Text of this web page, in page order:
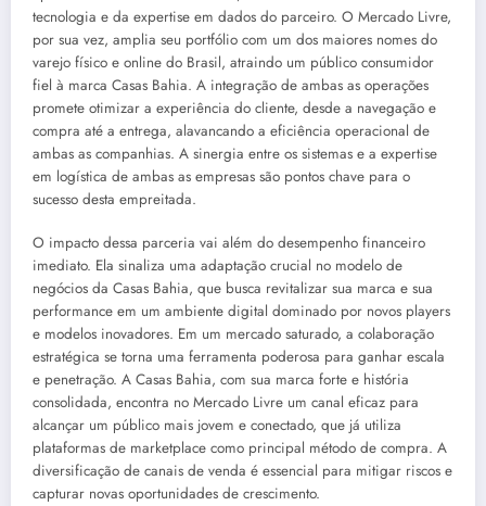
tecnologia e da expertise em dados do parceiro. O Mercado Livre,
por sua vez, amplia seu portfólio com um dos maiores nomes do
varejo físico e online do Brasil, atraindo um público consumidor
fiel à marca Casas Bahia. A integração de ambas as operações
promete otimizar a experiência do cliente, desde a navegação e
compra até a entrega, alavancando a eficiência operacional de
ambas as companhias. A sinergia entre os sistemas e a expertise
em logística de ambas as empresas são pontos chave para o
sucesso desta empreitada.
O impacto dessa parceria vai além do desempenho financeiro
imediato. Ela sinaliza uma adaptação crucial no modelo de
negócios da Casas Bahia, que busca revitalizar sua marca e sua
performance em um ambiente digital dominado por novos players
e modelos inovadores. Em um mercado saturado, a colaboração
estratégica se torna uma ferramenta poderosa para ganhar escala
e penetração. A Casas Bahia, com sua marca forte e história
consolidada, encontra no Mercado Livre um canal eficaz para
alcançar um público mais jovem e conectado, que já utiliza
plataformas de marketplace como principal método de compra. A
diversificação de canais de venda é essencial para mitigar riscos e
capturar novas oportunidades de crescimento.